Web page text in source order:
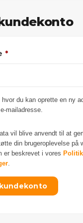
*Påkrævet
du kan oprette en ny
mailadresse.
vil blive anvendt til at
din brugeroplevelse på
er beskrevet i vores
.